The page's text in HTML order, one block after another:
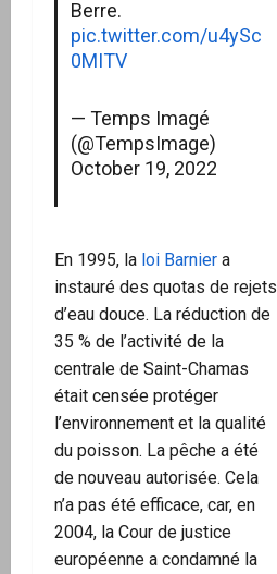
Berre.
pic.twitter.com/u4ySc
0MITV
— Temps Imagé
(@TempsImage)
October 19, 2022
En 1995, la loi Barnier a
instauré des quotas de rejets
d’eau douce. La réduction de
35 % de l’activité de la
centrale de Saint-Chamas
était censée protéger
l’environnement et la qualité
du poisson. La pêche a été
de nouveau autorisée. Cela
n’a pas été efficace, car, en
2004, la Cour de justice
européenne a condamné la